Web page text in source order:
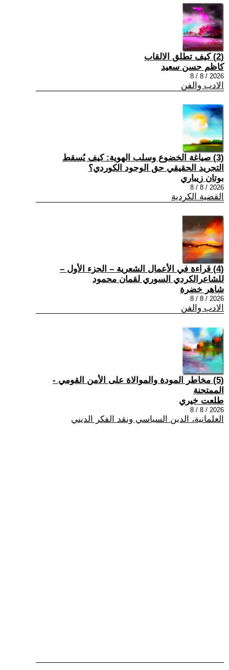
(2) كيف تطلق الالقاب
كاظم حسن سعيد
2026 / 8 / 8
الادب والفن
(3) صياغة الخضوع وسلب الهوية: كيف يُسقط
التجريد الحقيقي حق الوجود الكوردي؟
بوتان زيباري
2026 / 8 / 8
القضية الكردية
(4) قراءة في الأعمال الشعرية – الجزء الأول –
للشاعرالكردي السوري لقمان محمود
شاهر خضرة
2026 / 8 / 8
الادب والفن
(5) مخاطر المودة والموالاة على الأمن القومي -
الممتحنة
طلعت خيري
2026 / 8 / 8
العلمانية، الدين السياسي ونقد الفكر الديني